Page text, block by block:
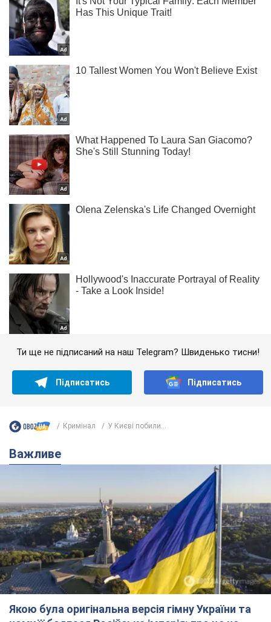
Ти ще не підписаний на наш Telegram? Швиденько тисни!
Підписатись Підписатись
Кримінал У Києві побили...
Важливе
Якою була оригінальна версія гімну України та